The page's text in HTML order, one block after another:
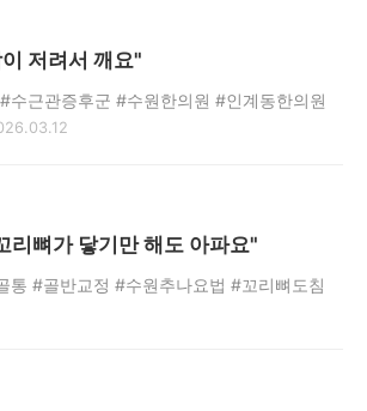
저려서 깨요"
수근관증후군 #수원한의원 #인계동한의원
리뼈가 닿기만 해도 아파요"
통 #골반교정 #수원추나요법 #꼬리뼈도침